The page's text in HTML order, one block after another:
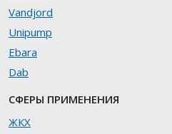
Vandjord
Unipump
Ebara
Dab
СФЕРЫ ПРИМЕНЕНИЯ
ЖКХ